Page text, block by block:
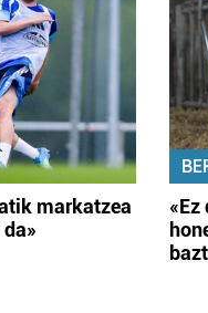
markatzea